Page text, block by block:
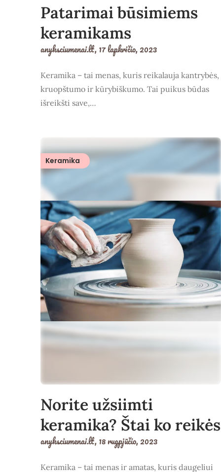
Patarimai būsimiems
keramikams
anyksciumenai.lt,17 lapkričio, 2023
Keramika – tai menas, kuris reikalauja kantrybės,
kruopštumo ir kūrybiškumo. Tai puikus būdas
išreikšti save,…
Keramika
Norite užsiimti
keramika? Štai ko reikės
anyksciumenai.lt,18 rugpjūčio, 2023
Keramika – tai menas ir amatas, kuris daugeliui